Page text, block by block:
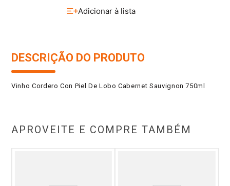
DESCRIÇÃO DO PRODUTO
Vinho Cordero Con Piel De Lobo Cabernet Sauvignon 750ml
APROVEITE E COMPRE TAMBÉM